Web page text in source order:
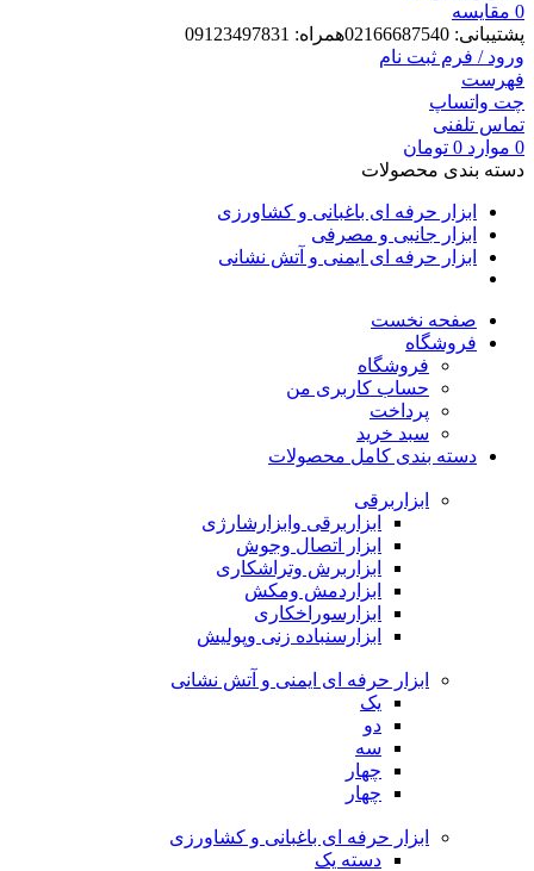
0 مقایسه
پشتیبانی: 02166687540همراه: 09123497831
ورود / فرم ثبت نام
فهرست
چت واتساپ
تماس تلفنی
0 موارد 0 تومان
دسته بندی محصولات
ابزار حرفه ای باغبانی و کشاورزی
ابزار جانبی و مصرفی
ابزار حرفه ای ایمنی و آتش نشانی
صفحه نخست
فروشگاه
فروشگاه
حساب کاربری من
پرداخت
سبد خرید
دسته بندی کامل محصولات
ابزاربرقی
ابزاربرقی وابزارشارژی
ابزار اتصال وجوش
ابزاربرش وتراشکاری
ابزاردمش ومکش
ابزارسوراخکاری
ابزارسنباده زنی وپولیش
ابزار حرفه ای ایمنی و آتش نشانی
یک
دو
سه
چهار
چهار
ابزار حرفه ای باغبانی و کشاورزی
دسته یک